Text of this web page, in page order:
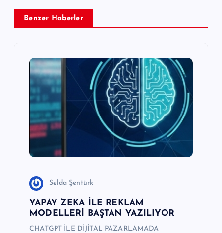
z
Benzer Haberler
Selda Şentürk
YAPAY ZEKA İLE REKLAM
MODELLERİ BAŞTAN YAZILIYOR
CHATGPT İLE DİJİTAL PAZARLAMADA